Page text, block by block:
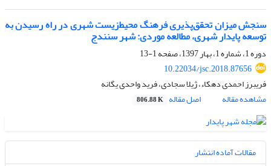
سنجش میزان تحقق‌پذیری فرهنگ محیط‌زیست شهری در راه رسیدن به
توسعه پایدار شهری، مطالعه موردی: شهر سنندج
دوره 1، شماره 1، بهار 1397، صفحه
1-13
10.22034/jsc.2018.87656
فریبرز احمدی دهکاء، ژیلا سجادی، فرید واحدی یگانه
مشاهده مقاله
اصل مقاله 806.88 K
مقالات آماده انتشار